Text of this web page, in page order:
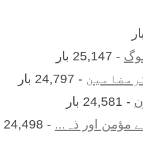
- 25,147 بار
- 24,797 بار
- 24,581 بار
مؤمن اور ذہ...
- 24,498